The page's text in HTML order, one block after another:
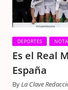
DEPORTES
Es el Real
España
ByLa Clave